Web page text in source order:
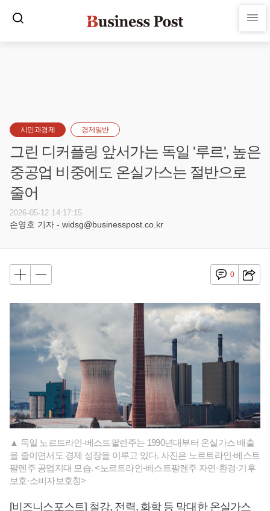
시민과경제 경제일반
그린 디커플링 앞서가는 독일 '루르', 높은
중공업 비중에도 온실가스는 절반으로
줄어
2026-05-12 14:17:15
손영호 기자 - widsg@businesspost.co.kr
0
▲ 독일 노르트라인-베스트팔렌주는 1990년대부터 온실가스 배출
을 줄이면서도 경제 성장을 이루고 있다. 사진은 노르트라인-베스트
팔렌주 공업지대 모습. <노르트라인-베스트팔렌주 자연·환경·기후
보호·소비자보호청>
[비즈니스포스트] 철강, 전력, 화학 등 막대한 온실가스